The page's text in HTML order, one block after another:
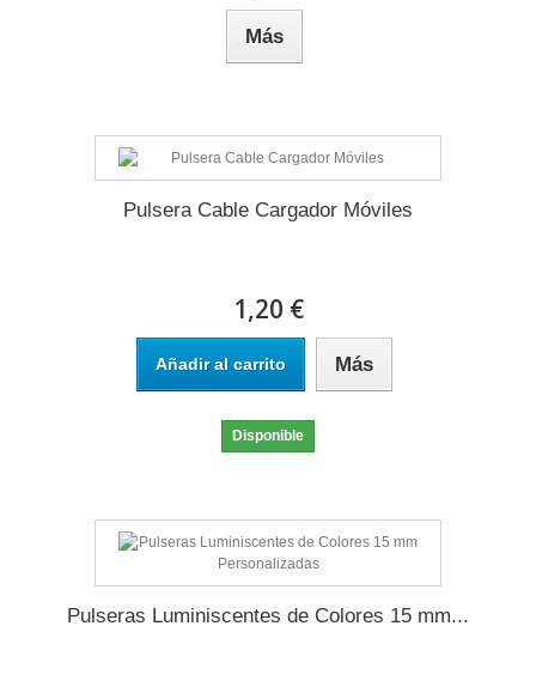
Más
Pulsera Cable Cargador Móviles
1,20 €
Añadir al carrito Más
Disponible
Pulseras Luminiscentes de Colores 15 mm...